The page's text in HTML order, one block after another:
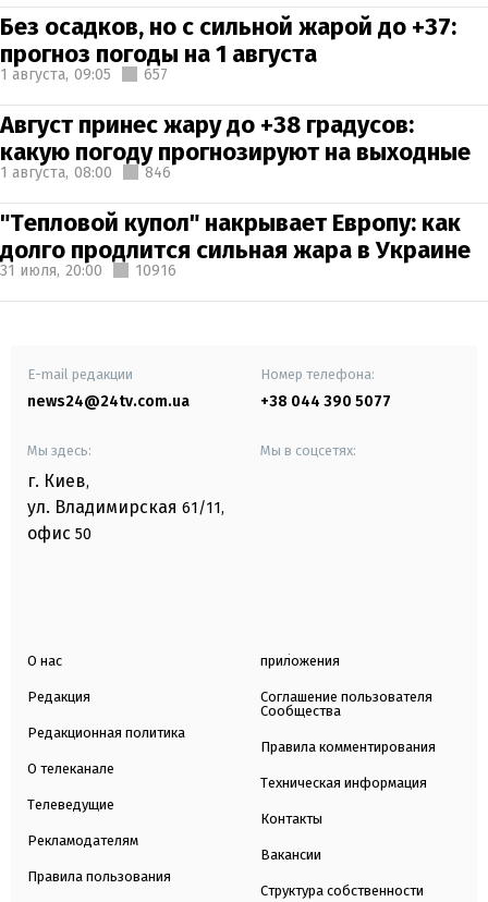
Без осадков, но с сильной жарой до +37:
прогноз погоды на 1 августа
1 августа, 09:05 657
Август принес жару до +38 градусов:
какую погоду прогнозируют на выходные
1 августа, 08:00 846
"Тепловой купол" накрывает Европу: как
долго продлится сильная жара в Украине
31 июля, 20:00 10916
E-mail редакции
news24@24tv.com.ua
Номер телефона:
+38 044 390 5077
Мы здесь:
г. Киев,
ул. Владимирская 61/11,
офис 50
Мы в соцсетях:
О нас
Редакция
Редакционная политика
О телеканале
Телеведущие
Рекламодателям
Правила пользования
приложения
Соглашение пользователя
Сообщества
Правила комментирования
Техническая информация
Контакты
Вакансии
Структура собственности